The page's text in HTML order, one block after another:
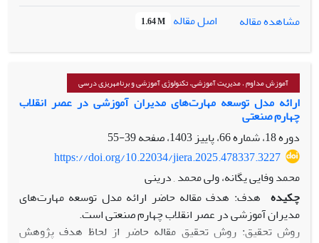
شده بود. مشارکت‌کنندگان در این پژوهش، دانش‌آموزان پایة
دوازدهم در استان ایلام بودند که با استفاده روش نمونه‌گیری
غیراحتمالی هدف‌مند با 48 نفر از آنها با تمرکز بر قاعدة اشباع
یافته‏ها: ادراک دانش‌آموزان پایة دوازدهم استان ایلام از آیندة
شغلی خود برآیند 59 کد اولیه، 12 کد فرعی و 5 تِمِ در اندیشة
فزون‌سازی خزانة مالی، ساخت نیافتن توان کارآفرینی،
پیشران‌های زایندة بطالت، گذر از کسب و کار حاصله از تحصیل
دانش و انتخاب آگاهانة شغل آینده ساخت یافته بود.
نتیجه‏ گیری: پژوهش حاضر به دانش‌آموزان، مدیران مدارس،
معلمان و مربیان در درک، شناخت و برنامه‌ریزی مؤثر مسیر شغلی
و آیندة آنها کمک می‌کند.
مشاهده مقاله
اصل مقاله 1.64 M
آموزش مداوم ، مدیریت آموزشی، تکنولوژی آموزشی و برنامه­ریزی درسی
ارائه مدل توسعه مهارت‌های مدیران آموزشی در عصر انقلاب
چهارم صنعتی
دوره 18، شماره 66، پاییز 1403، صفحه
39-55
https://doi.org/10.22034/jiera.2025.478337.3227
محمد وفایی یگانه، ولی محمد , درینی
چکیده هدف: هدف مقاله حاضر ارائه مدل توسعه مهارت‌های
مدیران آموزشی در عصر انقلاب چهارم صنعتی است.
روش تحقیق: روش تحقیق مقاله حاضر از لحاظ هدف پژوهش